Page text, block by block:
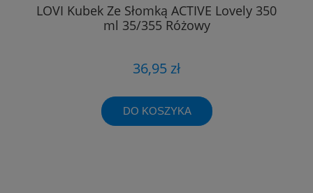
LOVI Kubek Ze Słomką ACTIVE Lovely 350
ml 35/355 Różowy
36,95 zł
DO KOSZYKA